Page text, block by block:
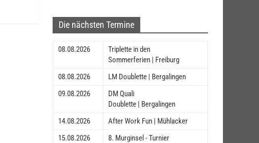
Die nächsten Termine
08.08.2026
Triplette in den
Sommerferien | Freiburg
08.08.2026
LM Doublette | Bergalingen
09.08.2026
DM Quali
Doublette | Bergalingen
14.08.2026
After Work Fun | Mühlacker
15.08.2026
8. Murginsel - Turnier